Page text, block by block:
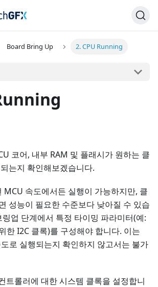
Board Bring Up 2. CPU Running
코어, 내부 RAM 및 플래시가 원하는 클
는지 확인해보겠습니다.
MCU 속도에서든 실행이 가능하지만, 클
성능이 필요한 수준보다 낮아질 수 있습
업 단계에서 특정 타이밍 파라미터(예:
한 I2C 클록)를 구성해야 합니다. 이는
로 실행되는지 확인하지 않고서는 불가
트롤러에 대한 시스템 클록을 설정합니